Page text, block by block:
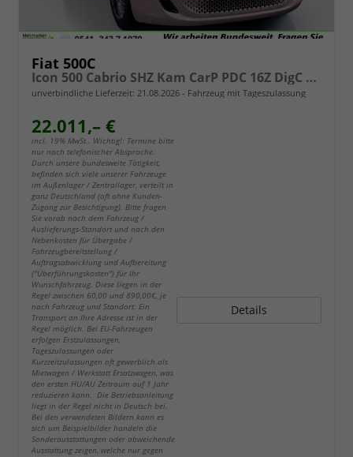
Fiat 500C
Icon 500 Cabrio SHZ Kam CarP PDC 16Z DigC Klimaa
unverbindliche Lieferzeit: 21.08.2026 Fahrzeug mit Tageszulassung
22.011,– €
incl. 19% MwSt.. Wichtig!: Termine bitte
nur nach telefonischer Absprache.
Durch unsere bundesweite Tätigkeit,
befinden sich viele unserer Fahrzeuge
im Außenlager / Zentrallager, verteilt in
ganz Deutschland (oft ohne Kunden-
Zugang zur Besichtigung). Bitte fragen
Sie vorab nach dem Fahrzeug /
Auslieferungs-Standort und nach den
Nebenkosten für Übergabe /
Fahrzeugbereitstellung /
Auftragsabwicklung und Aufbereitung
("Überführungskosten") für Ihr
Wunschfahrzeug. Diese liegen in der
Regel zwischen 60,00 und 890,00€, je
nach Fahrzeug und Standort. Ein
Transport an Ihre Adresse ist in der
Regel möglich. Bei EU-Fahrzeugen
erfolgen Erstzulassungen,
Tageszulassungen oder
Kurzzeitzulassungen oft gewerblich als
Mietwagen / Werkstatt Ersatzwagen, was
den ersten HU/AU Zeitraum auf 1 Jahr
reduzieren kann. Die Betriebsanleitung
liegt in der Regel nicht in Deutsch bei.
Bei den verwendeten Bildern kann es
sich um Beispielbilder handeln die
Sonderausstattungen oder abweichende
Ausstattung zeigen, welche nur gegen
Details